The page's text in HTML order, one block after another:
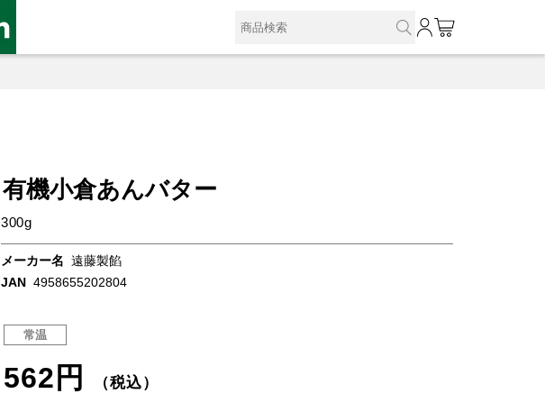
有機小倉あんバター
300g
メーカー名 遠藤製餡
JAN 4958655202804
常温
562円 （税込）